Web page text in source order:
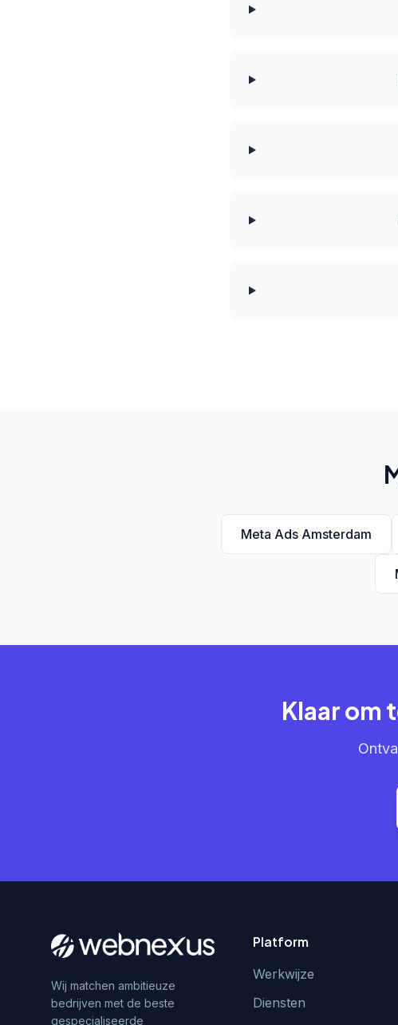
Meta Ads Amsterdam
Klaar om
Wij matchen ambitieuze
bedrijven met de beste
gespecialiseerde
Platform
Werkwijze
Diensten